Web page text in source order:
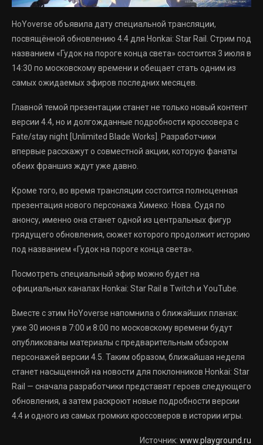
HoYoverse объявила дату специальной трансляции,
посвящённой обновлению 4.4 для Honkai: Star Rail. Стрим под
названием «Гудок на пороге конца света» состоится 3 июля в
14:30 по московскому времени и обещает стать одним из
самых ожидаемых эфиров последних месяцев.
Главной темой презентации станет не только новый контент
версии 4.4, но и долгожданные подробности кроссовера с
Fate/stay night [Unlimited Blade Works]. Разработчики
впервые расскажут о совместной акции, которую фанаты
обеих франшиз ждут уже давно.
Кроме того, во время трансляции состоится полноценная
презентация нового персонажа Химеко: Нова. Судя по
анонсу, именно она станет одной из центральных фигур
грядущего обновления, сюжет которого продолжит историю
под названием «Гудок на пороге конца света».
Посмотреть специальный эфир можно будет на
официальных каналах Honkai: Star Rail в Twitch и YouTube.
Вместе с этим HoYoverse напомнила о ближайших планах:
уже 30 июня в 7:00 и 8:00 по московскому времени будут
опубликованы материалы с предварительным обзором
персонажей версии 4.5. Таким образом, ближайшая неделя
станет насыщенной на новости для поклонников Honkai: Star
Rail — сначала разработчики представят героев следующего
обновления, а затем раскроют новые подробности версии
4.4 и одного из самых громких кроссоверов в истории игры.
Источник: www.playground.ru